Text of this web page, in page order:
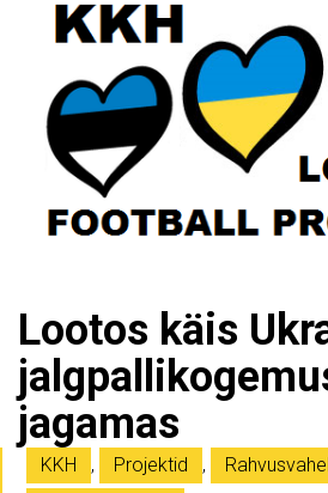
Lootos käis
jagamas
KKH , Projektid ,